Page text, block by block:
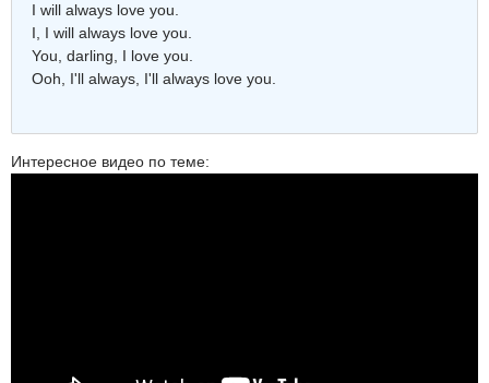
I will always love you.
I, I will always love you.
You, darling, I love you.
Ooh, I'll always, I'll always love you.
Интересное видео по теме: